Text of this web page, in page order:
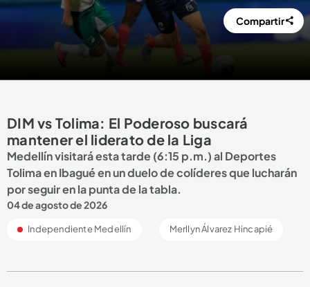
Compartir
DIM vs Tolima: El Poderoso buscará
mantener el liderato de la Liga
Medellín visitará esta tarde (6:15 p.m.) al Deportes
Tolima en Ibagué en un duelo de colíderes que lucharán
por seguir en la punta de la tabla.
04 de agosto de 2026
Independiente Medellín Merllyn Álvarez Hincapié